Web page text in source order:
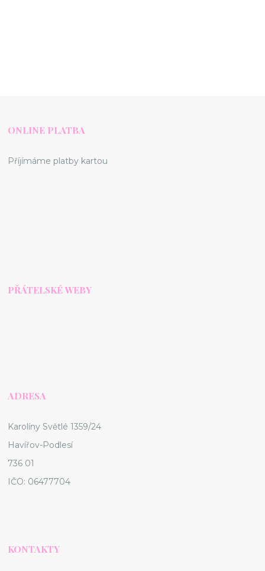
ONLINE PLATBA
Příjímáme platby kartou
PŘÁTELSKÉ WEBY
ADRESA
Karolíny Světlé 1359/24
Havířov-Podlesí
736 01
IČO: 06477704
KONTAKTY